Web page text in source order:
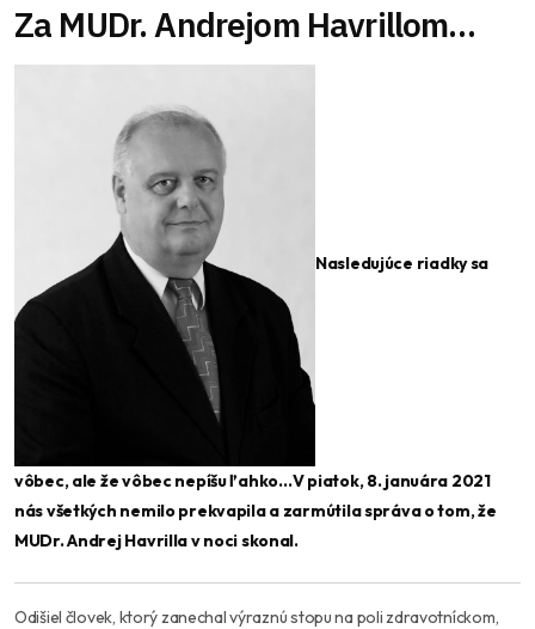
Za MUDr. Andrejom Havrillom…
Nasledujúce riadky sa
vôbec, ale že vôbec nepíšu ľahko…V piatok, 8. januára 2021
nás všetkých nemilo prekvapila a zarmútila správa o tom, že
MUDr. Andrej Havrilla v noci skonal.
Odišiel človek, ktorý zanechal výraznú stopu na poli zdravotníckom,